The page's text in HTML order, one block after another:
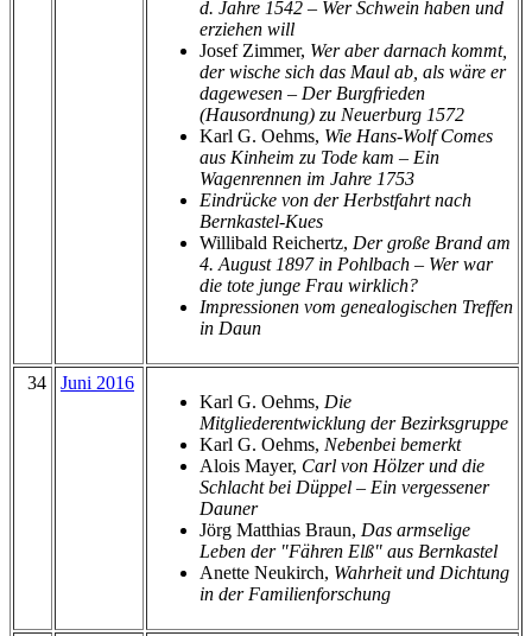
d. Jahre 1542 – Wer Schwein haben und
erziehen will
Josef Zimmer, Wer aber darnach kommt,
der wische sich das Maul ab, als wäre er
dagewesen – Der Burgfrieden
(Hausordnung) zu Neuerburg 1572
Karl G. Oehms, Wie Hans-Wolf Comes
aus Kinheim zu Tode kam – Ein
Wagenrennen im Jahre 1753
Eindrücke von der Herbstfahrt nach
Bernkastel-Kues
Willibald Reichertz, Der große Brand am
4. August 1897 in Pohlbach – Wer war
die tote junge Frau wirklich?
Impressionen vom genealogischen Treffen
in Daun
34
Juni 2016
Karl G. Oehms, Die
Mitgliederentwicklung der Bezirksgruppe
Karl G. Oehms, Nebenbei bemerkt
Alois Mayer, Carl von Hölzer und die
Schlacht bei Düppel – Ein vergessener
Dauner
Jörg Matthias Braun, Das armselige
Leben der "Fähren Elß" aus Bernkastel
Anette Neukirch, Wahrheit und Dichtung
in der Familienforschung